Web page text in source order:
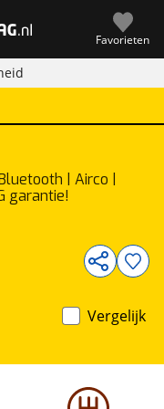
Favorieten
| Airco |
garantie!
Vergelijk